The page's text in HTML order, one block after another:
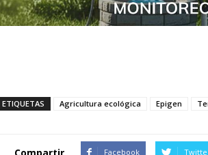
ETIQUETAS Agricultura ecológica Epigen
Facebook